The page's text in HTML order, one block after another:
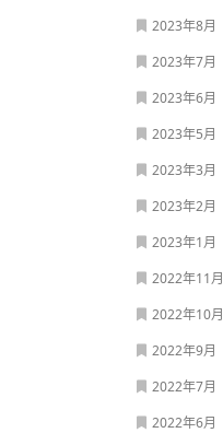
2023年8月
2023年7月
2023年6月
2023年5月
2023年3月
2023年2月
2023年1月
2022年11月
2022年10月
2022年9月
2022年7月
2022年6月